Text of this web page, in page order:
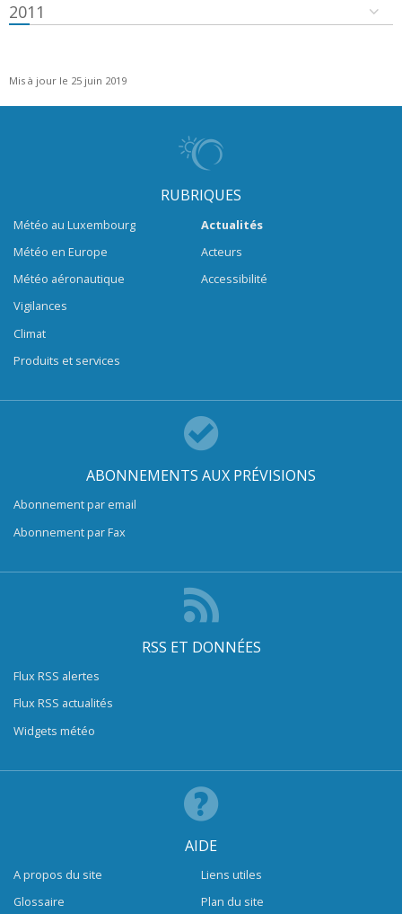
2011
Mis à jour le 25 juin 2019
RUBRIQUES
Météo au Luxembourg
Météo en Europe
Météo aéronautique
Vigilances
Climat
Produits et services
Actualités
Acteurs
Accessibilité
ABONNEMENTS AUX PRÉVISIONS
Abonnement par email
Abonnement par Fax
RSS ET DONNÉES
Flux RSS alertes
Flux RSS actualités
Widgets météo
AIDE
A propos du site
Glossaire
Liens utiles
Plan du site